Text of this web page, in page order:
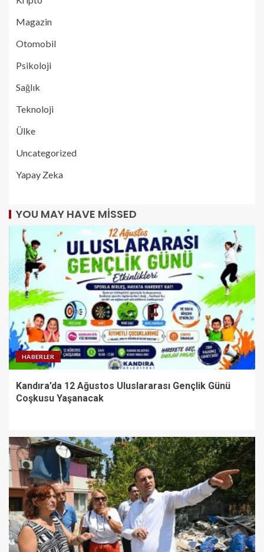
Magazin
Otomobil
Psikoloji
Sağlık
Teknoloji
Ülke
Uncategorized
Yapay Zeka
YOU MAY HAVE MISSED
HABERLER
Kandıra’da 12 Ağustos Uluslararası Gençlik Günü
Coşkusu Yaşanacak